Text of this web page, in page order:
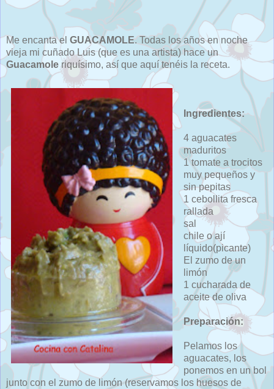
Me encanta el GUACAMOLE. Todas los años en noche
vieja mi cuñado Luis (que es una artista) hace un
Guacamoleriquísimo, así que aquí tenéis la receta.
Ingredientes:
4 aguacates
maduritos
1 tomate a trocitos
muy pequeños y
sin pepitas
1 cebollita fresca
rallada
sal
chile o ají
líquido(picante)
El zumo de un
limón
1 cucharada de
aceite de oliva
Preparación:
Pelamos los
aguacates, los
ponemos en un bol
junto con el zumo de limón (reservamos los huesos de